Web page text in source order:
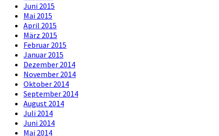
Juni 2015
Mai 2015
April 2015
März 2015
Februar 2015
Januar 2015
Dezember 2014
November 2014
Oktober 2014
September 2014
August 2014
Juli 2014
Juni 2014
Mai 2014